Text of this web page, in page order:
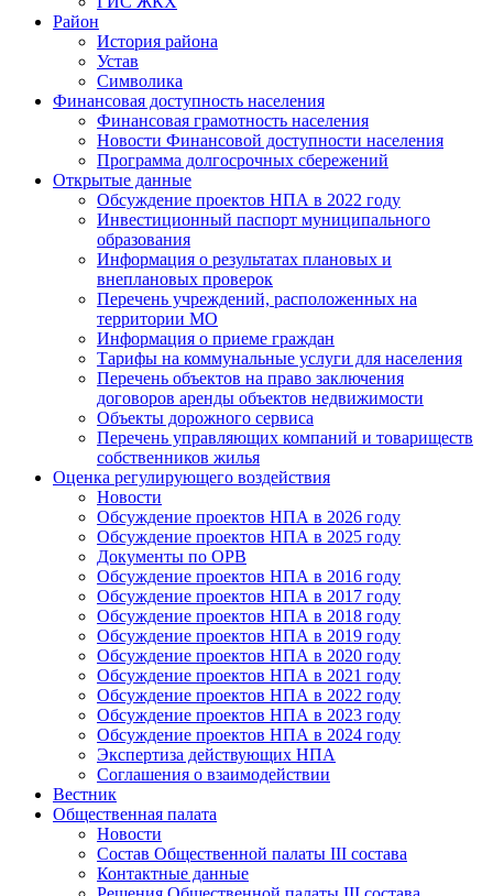
Район
История района
Устав
Символика
Финансовая доступность населения
Финансовая грамотность населения
Новости Финансовой доступности населения
Программа долгосрочных сбережений
Открытые данные
Обсуждение проектов НПА в 2022 году
Инвестиционный паспорт муниципального
образования
Информация о результатах плановых и
внеплановых проверок
Перечень учреждений, расположенных на
территории МО
Информация о приеме граждан
Тарифы на коммунальные услуги для населения
Перечень объектов на право заключения
договоров аренды объектов недвижимости
Объекты дорожного сервиса
Перечень управляющих компаний и товариществ
собственников жилья
Оценка регулирующего воздействия
Новости
Обсуждение проектов НПА в 2026 году
Обсуждение проектов НПА в 2025 году
Документы по ОРВ
Обсуждение проектов НПА в 2016 году
Обсуждение проектов НПА в 2017 году
Обсуждение проектов НПА в 2018 году
Обсуждение проектов НПА в 2019 году
Обсуждение проектов НПА в 2020 году
Обсуждение проектов НПА в 2021 году
Обсуждение проектов НПА в 2022 году
Обсуждение проектов НПА в 2023 году
Обсуждение проектов НПА в 2024 году
Экспертиза действующих НПА
Соглашения о взаимодействии
Вестник
Общественная палата
Новости
Состав Общественной палаты III состава
Контактные данные